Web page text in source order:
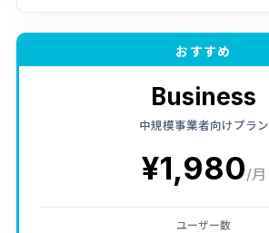
おすすめ
Business
中規模事業者向けプラン
¥1,980/月
ユーザー数